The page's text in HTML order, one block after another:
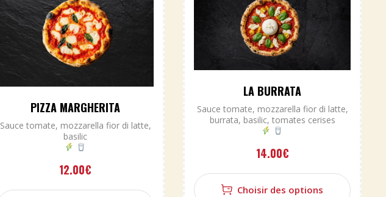
PIZZA MARGHERITA
Sauce tomate, mozzarella fior di latte,
basilic
12.00€
LA BURRATA
Sauce tomate, mozzarella fior di latte,
burrata, basilic, tomates cerises
14.00€
Choisir des options